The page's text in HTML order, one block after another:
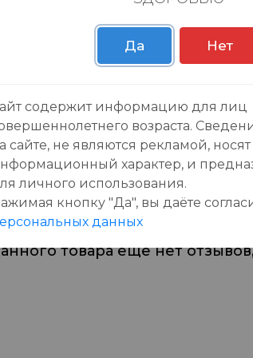
товара еще нет
Да Нет
содержит информацию для лиц
возраста.
сайте, не являются рекламой,
характер, и
личного использования.
кнопку "Да", вы даёте
данных